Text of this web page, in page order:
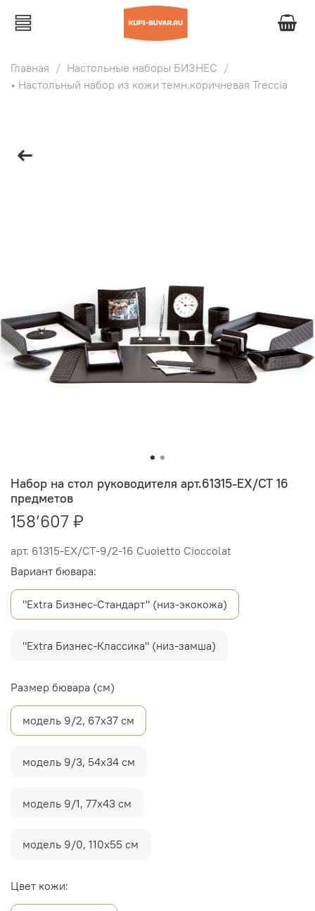
Главная
Настольные наборы БИЗНЕС
• Настольный набор из кожи темн.коричневая Treccia
арт. 61315-EX/СТ-9/2-16 Cuoietto Cioccolat
Набор на стол руководителя арт.61315-EX/СТ 16
предметов
158’607 ₽
Вариант бювара:
"Extra Бизнес-Стандарт" (низ-экокожа)
"Extra Бизнес-Классика" (низ-замша)
Размер бювара (см)
модель 9/2, 67х37 см
модель 9/3, 54х34 см
модель 9/1, 77х43 см
модель 9/0, 110х55 см
Цвет кожи: